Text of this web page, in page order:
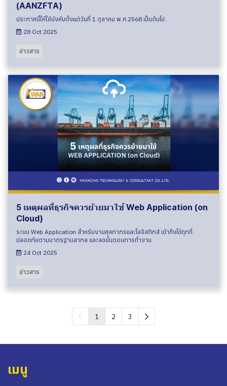
(AANZFTA)
ประกาศนี้ให้ใช้บังคับตั้งเเต่วันที่ 1 ตุลาคม พ.ศ.2568 เป็นต้นไป
28 Oct 2025
ข่าวสาร
5 เหตุผลที่ธุรกิจควรย้ายมาใช้ Web Application (on
Cloud)
ระบบ Web Application สำหรับงานศุลกากรและโลจิสติกส์ เข้าถึงได้ทุกที่
ปลอดภัยตามมาตรฐานสากล และลดขั้นตอนการทำงาน
24 Oct 2025
ข่าวสาร
1 2 3
เมนู